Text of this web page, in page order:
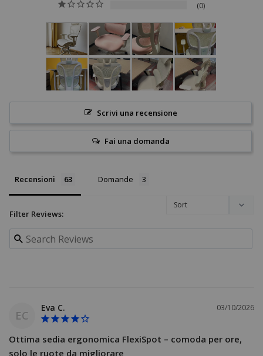
0
Scrivi una recensione
Fai una domanda
Recensioni Domande
Filter Reviews:
EC
03/10/2026
Eva C.
Ottima sedia ergonomica FlexiSpot – comoda per ore,
solo le ruote da migliorare